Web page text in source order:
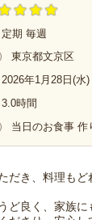
定期 毎週
東京都文京区
2026年1月28日(水)
3.0時間
当日のお食事 作
だき、料理も
ど良く、家族に